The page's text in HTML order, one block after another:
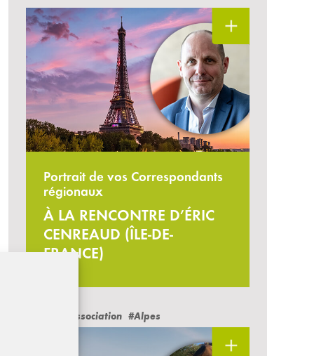
Portrait de vos Correspondants
régionaux
À LA RENCONTRE D’ÉRIC
CENREAUD (ÎLE-DE-
FRANCE)
#Vie de l'Association #Alpes